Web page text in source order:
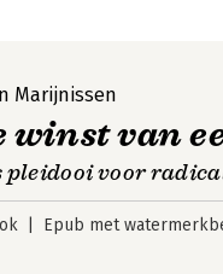
Marijnissen
winst van
pleidooi voor
Epub met